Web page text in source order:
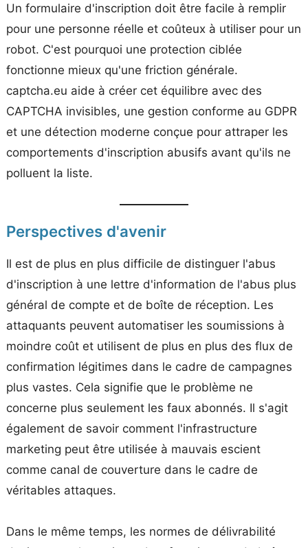
Un formulaire d'inscription doit être facile à remplir
pour une personne réelle et coûteux à utiliser pour un
robot. C'est pourquoi une protection ciblée
fonctionne mieux qu'une friction générale.
captcha.eu aide à créer cet équilibre avec des
CAPTCHA invisibles, une gestion conforme au GDPR
et une détection moderne conçue pour attraper les
comportements d'inscription abusifs avant qu'ils ne
polluent la liste.
Perspectives d'avenir
Il est de plus en plus difficile de distinguer l'abus
d'inscription à une lettre d'information de l'abus plus
général de compte et de boîte de réception. Les
attaquants peuvent automatiser les soumissions à
moindre coût et utilisent de plus en plus des flux de
confirmation légitimes dans le cadre de campagnes
plus vastes. Cela signifie que le problème ne
concerne plus seulement les faux abonnés. Il s'agit
également de savoir comment l'infrastructure
marketing peut être utilisée à mauvais escient
comme canal de couverture dans le cadre de
véritables attaques.
Dans le même temps, les normes de délivrabilité